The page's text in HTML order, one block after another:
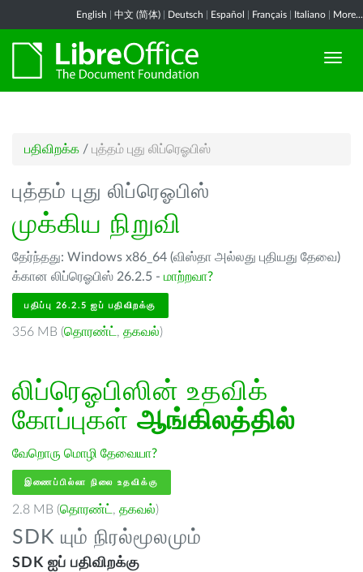
English 中文 (简体) Deutsch Español Français Italiano More...
பதிவிறக்க / புத்தம் புது லிப்ரெஓபிஸ்
புத்தம் புது லிப்ரெஓபிஸ்
முக்கிய நிறுவி
தேர்ந்தது: Windows x86_64 (விஸ்தா அல்லது புதியது தேவை)
க்கான லிப்ரெஓபிஸ் 26.2.5 - மாற்றவா?
பதிப்பு 26.2.5 ஐப் பதிவிறக்கு
356 MB (தொரண்ட் , தகவல்)
லிப்ரெஓபிஸின் உதவிக்
கோப்புகள் ஆங்கிலத்தில்
வேறொரு மொழி தேவையா?
இணைப்பில்லா நிலை உதவிக்கு
2.8 MB (தொரண்ட் , தகவல்)
SDK யும் நிரல்மூலமும்
SDK ஐப் பதிவிறக்கு